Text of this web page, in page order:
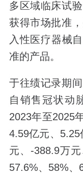
多区域临床试
获得市场批准
入性医疗器械
准的产品。
于往绩记录期
自销售冠状动
2023年至2025
4.59亿元、
元、-388.9万
57.6%、58%、